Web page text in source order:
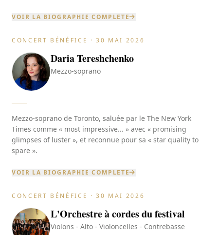
VOIR LA BIOGRAPHIE COMPLETE
CONCERT BÉNÉFICE · 30 MAI 2026
Daria Tereshchenko
Mezzo-soprano
Mezzo-soprano de Toronto, saluée par le The New York
Times comme « most impressive... » avec « promising
glimpses of luster », et reconnue pour sa « star quality to
spare ».
VOIR LA BIOGRAPHIE COMPLETE
CONCERT BÉNÉFICE · 30 MAI 2026
L'Orchestre à cordes du festival
Violons - Alto - Violoncelles - Contrebasse